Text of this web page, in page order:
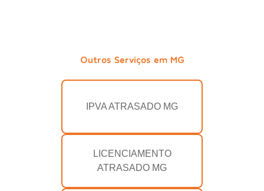
Outros Serviços em MG
IPVA ATRASADO MG
LICENCIAMENTO
ATRASADO MG